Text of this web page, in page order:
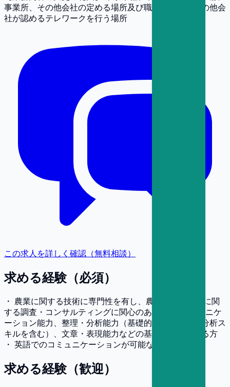
事業所、その他会社の定める場所及び職員の自宅・その他会
社が認めるテレワークを行う場所
この求人を詳しく確認（無料相談）
求める経験（必須）
・ 農業に関する技術に専門性を有し、農業分野の政策に関
する調査・コンサルティングに関心のある方 ・ コミュニケ
ーション能力、整理・分析能力（基礎的な数量データ分析ス
キルを含む）、文章・表現能力などの基礎能力を有する方
・ 英語でのコミュニケーションが可能な方
求める経験（歓迎）